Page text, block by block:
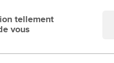
tellement
vous